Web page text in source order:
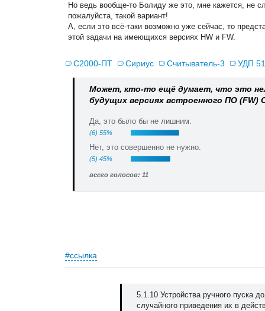
Но ведь вообще-то Болиду же это, мне кажется, не
пожалуйста, такой вариант!
А, если это всё-таки возможно уже сейчас, то
этой задачи на имеющихся версиях HW и FW.
С2000-ПТ Сириус Считыватель-3 УДП
Может, кто-то ещё думает, что это
будущих версиях встроенного ПО (FW)
Да, это было бы не лишним.
(6) 55%
Нет, это совершенно не нужно.
(5) 45%
всего голосов: 11
#ссылка
5.1.10 Устройства ручного пуска
случайного приведения их в